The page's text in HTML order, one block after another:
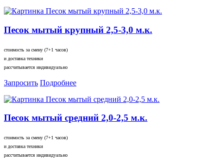
Песок мытый крупный 2,5-3,0 м.к.
стоимость за смену (7+1 часов)
и доставка техники
рассчитывается индивидуально
Запросить Подробнее
Песок мытый средний 2,0-2,5 м.к.
стоимость за смену (7+1 часов)
и доставка техники
рассчитывается индивидуально